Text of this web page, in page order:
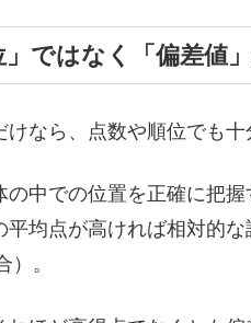
ではなく「偏差値
なら、点数や順位でも十
の中での位置を正確に把
均点が高ければ相対的
。